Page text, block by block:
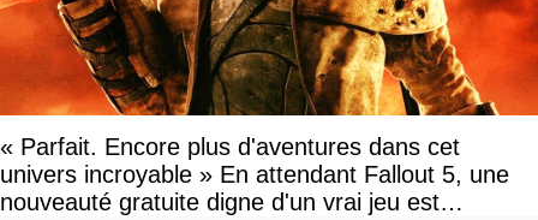
« Parfait. Encore plus d'aventures dans cet
univers incroyable » En attendant Fallout 5, une
nouveauté gratuite digne d'un vrai jeu est